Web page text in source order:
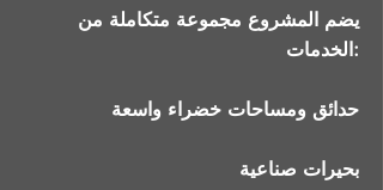
يضم المشروع مجموعة متكاملة من
الخدمات:
حدائق ومساحات خضراء واسعة
بحيرات صناعية